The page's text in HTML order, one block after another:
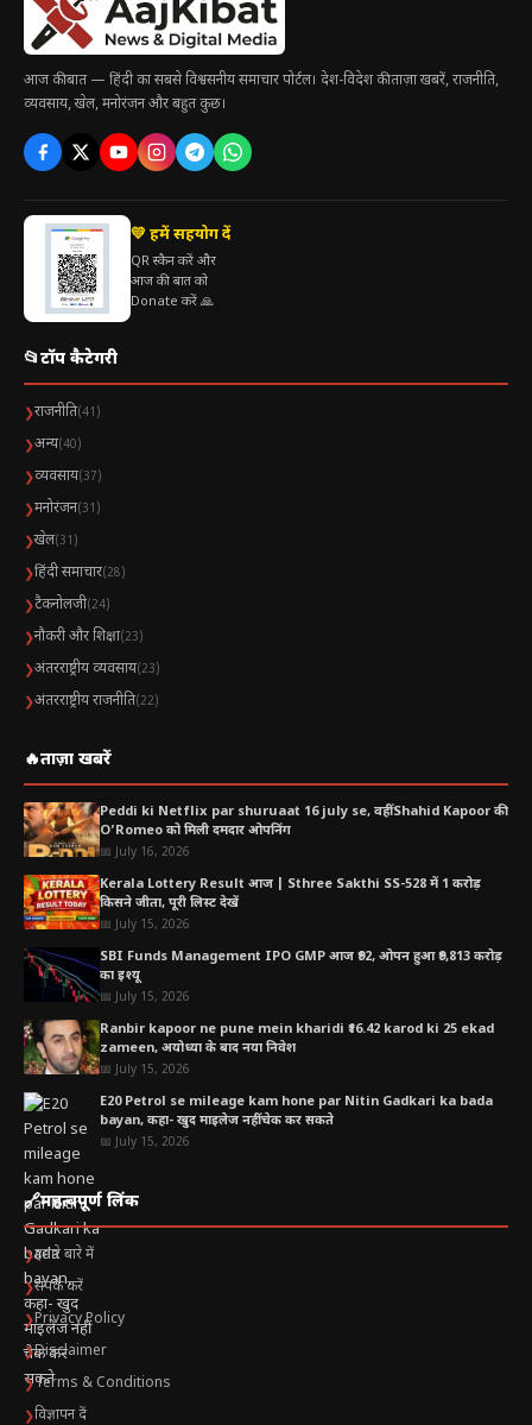
आज की बात — हिंदी का सबसे विश्वसनीय समाचार पोर्टल। देश-विदेश की ताज़ा खबरें, राजनीति,
व्यवसाय, खेल, मनोरंजन और बहुत कुछ।
💛 हमें सहयोग दें
QR स्कैन करें और
आज की बात को
Donate करें 🙏
📂टॉप कैटेगरी
❯राजनीति(41)
❯अन्य(40)
❯व्यवसाय(37)
❯मनोरंजन(31)
❯खेल(31)
❯हिंदी समाचार(28)
❯टैकनोलजी(24)
❯नौकरी और शिक्षा(23)
❯अंतरराष्ट्रीय व्यवसाय(23)
❯अंतरराष्ट्रीय राजनीति(22)
🔥ताज़ा खबरें
Peddi ki Netflix par shuruaat 16 july se, वहीं Shahid Kapoor की
O’Romeo को मिली दमदार ओपनिंग
📅 July 16, 2026
Kerala Lottery Result आज | Sthree Sakthi SS-528 में 1 करोड़
किसने जीता, पूरी लिस्ट देखें
📅 July 15, 2026
SBI Funds Management IPO GMP आज ₹92, ओपन हुआ ₹9,813 करोड़
का इश्यू
📅 July 15, 2026
Ranbir kapoor ne pune mein kharidi ₹16.42 karod ki 25 ekad
zameen, अयोध्या के बाद नया निवेश
📅 July 15, 2026
E20 Petrol se mileage kam hone par Nitin Gadkari ka bada
bayan, कहा- खुद माइलेज नहीं चेक कर सकते
📅 July 15, 2026
🔗महत्वपूर्ण लिंक
❯हमारे बारे में
❯संपर्क करें
❯Privacy Policy
❯Disclaimer
❯Terms & Conditions
❯विज्ञापन दें